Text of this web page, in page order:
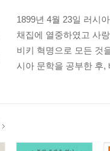
1899년 4월 23일 러시
채집에 열중하였고 사
비키 혁명으로 모든 것
시아 문학을 공부한 후,